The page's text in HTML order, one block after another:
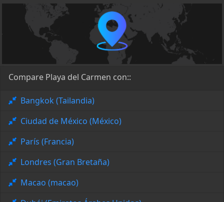
Compare Playa del Carmen con::
Bangkok (Tailandia)
Ciudad de México (México)
París (Francia)
Londres (Gran Bretaña)
Macao (macao)